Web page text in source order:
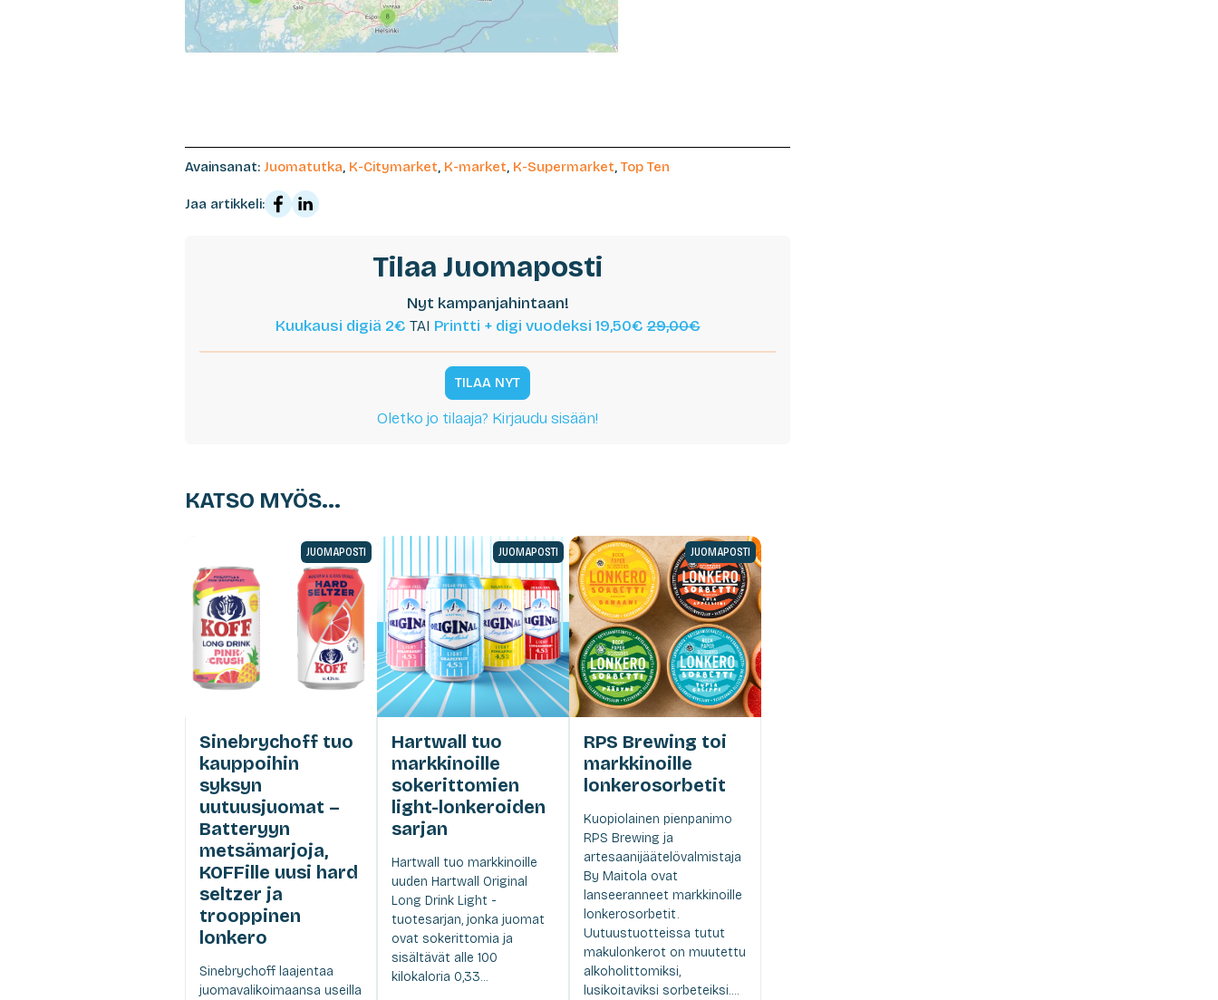
Avainsanat: Juomatutka, K-Citymarket, K-market, K-Supermarket, Top Ten
Jaa artikkeli:
Tilaa Juomaposti
Nyt kampanjahintaan!
Kuukausi digiä 2€ TAI Printti + digi vuodeksi 19,50€29,00€
TILAA NYT
Oletko jo tilaaja? Kirjaudu sisään!
KATSO MYÖS...
JUOMAPOSTI
Sinebrychoff tuo
kauppoihin
syksyn
uutuusjuomat –
Batteryyn
metsämarjoja,
KOFFille uusi hard
seltzer ja
trooppinen
lonkero
Sinebrychoff laajentaa
juomavalikoimaansa useilla
JUOMAPOSTI
Hartwall tuo
markkinoille
sokerittomien
light-lonkeroiden
sarjan
Hartwall tuo markkinoille
uuden Hartwall Original
Long Drink Light -
tuotesarjan, jonka juomat
ovat sokerittomia ja
sisältävät alle 100
kilokaloria 0,33...
JUOMAPOSTI
RPS Brewing toi
markkinoille
lonkerosorbetit
Kuopiolainen pienpanimo
RPS Brewing ja
artesaanijäätelövalmistaja
By Maitola ovat
lanseeranneet markkinoille
lonkerosorbetit.
Uutuustuotteissa tutut
makulonkerot on muutettu
alkoholittomiksi,
lusikoitaviksi sorbeteiksi....